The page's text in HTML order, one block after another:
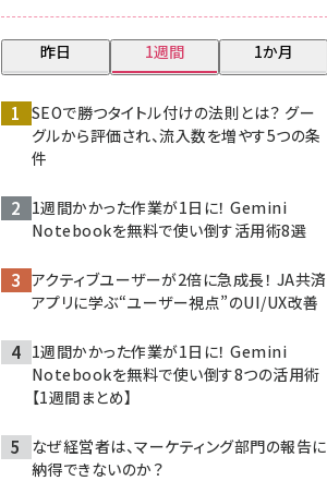
昨日 1週間 1か月
SEOで勝つタイトル付けの法則とは？ グー
グルから評価され、流入数を増やす5つの条
件
1週間かかった作業が1日に！ Gemini
Notebookを無料で使い倒す活用術8選
アクティブユーザーが2倍に急成長！ JA共済
アプリに学ぶ“ユーザー視点”のUI/UX改善
1週間かかった作業が1日に！ Gemini
Notebookを無料で使い倒す8つの活用術
【1週間まとめ】
なぜ経営者は、マーケティング部門の報告に
納得できないのか？